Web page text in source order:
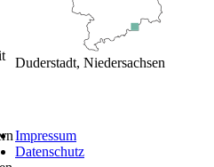
Duderstadt, Niedersachsen
Impressum
Datenschutz